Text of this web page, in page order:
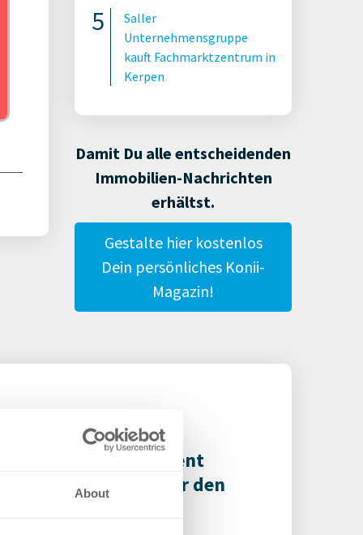
About
Saller
Unternehmensgruppe
kauft Fachmarktzentrum in
Kerpen
Damit Du alle entscheidenden
Immobilien-Nachrichten
erhältst.
Gestalte hier kostenlos
Dein persönliches Konii-
Magazin!
Asset Management
ODDO BHF SE für den